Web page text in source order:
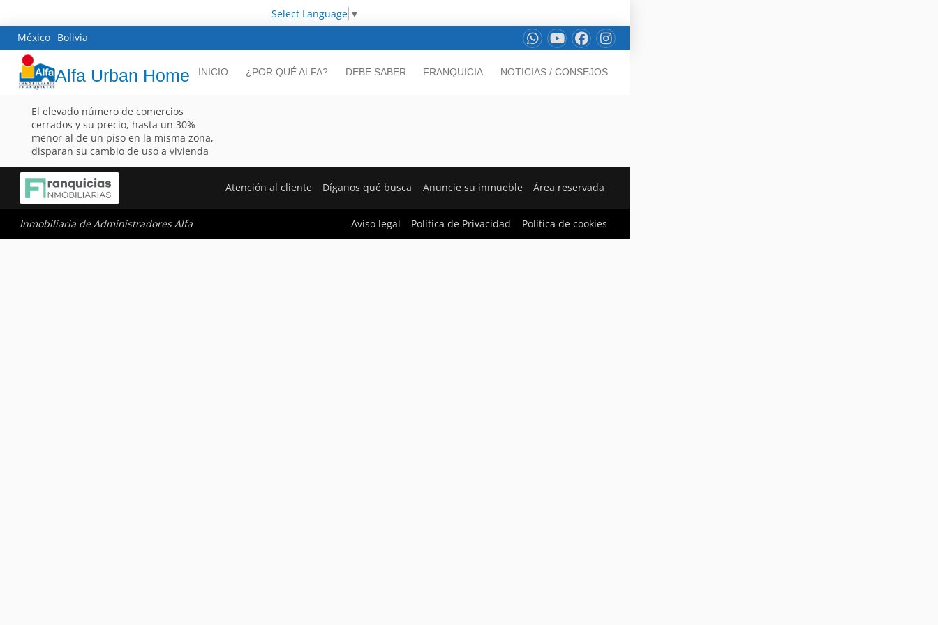
Select Language ▼
México Bolivia
Alfa Urban Home INICIO ¿POR QUÉ ALFA? DEBE SABER FRANQUICIA NOTICIAS / CONSEJOS
El elevado número de comercios
cerrados y su precio, hasta un 30%
menor al de un piso en la misma zona,
disparan su cambio de uso a vivienda
Atención al cliente Díganos qué busca Anuncie su inmueble Área reservada
Inmobiliaria de Administradores Alfa Aviso legal Política de Privacidad Política de cookies